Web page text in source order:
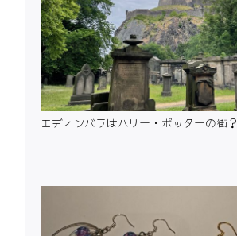
エディンバラはハリー・ポッターの街？